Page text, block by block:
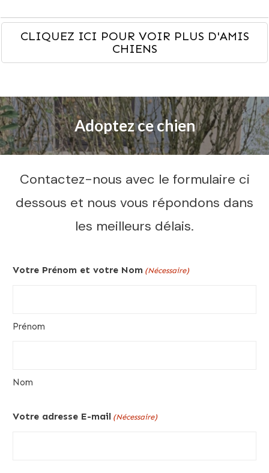
CLIQUEZ ICI POUR VOIR PLUS D'AMIS
CHIENS
Adoptez ce chien
Contactez-nous avec le formulaire ci
dessous et nous vous répondons dans
les meilleurs délais.
Votre Prénom et votre Nom (Nécessaire)
Prénom
Nom
Votre adresse E-mail (Nécessaire)